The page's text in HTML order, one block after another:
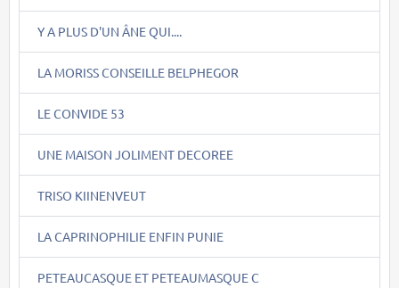
Y A PLUS D'UN ÂNE QUI....
LA MORISS CONSEILLE BELPHEGOR
LE CONVIDE 53
UNE MAISON JOLIMENT DECOREE
TRISO KIINENVEUT
LA CAPRINOPHILIE ENFIN PUNIE
PETEAUCASQUE ET PETEAUMASQUE C